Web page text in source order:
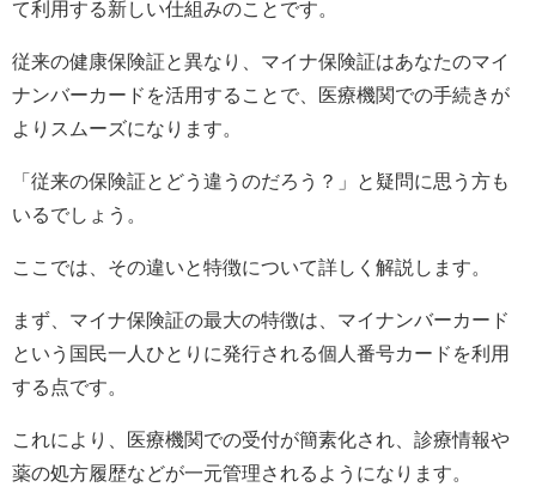
て利用する新しい仕組みのことです。
従来の健康保険証と異なり、マイナ保険証はあなたのマイ
ナンバーカードを活用することで、医療機関での手続きが
よりスムーズになります。
「従来の保険証とどう違うのだろう？」と疑問に思う方も
いるでしょう。
ここでは、その違いと特徴について詳しく解説します。
まず、マイナ保険証の最大の特徴は、マイナンバーカード
という国民一人ひとりに発行される個人番号カードを利用
する点です。
これにより、医療機関での受付が簡素化され、診療情報や
薬の処方履歴などが一元管理されるようになります。